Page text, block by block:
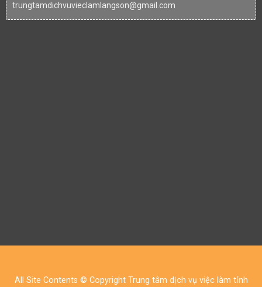
trungtamdichvuvieclamlangson@gmail.com
All Site Contents © Copyright Trung tâm dịch vụ việc làm tỉnh